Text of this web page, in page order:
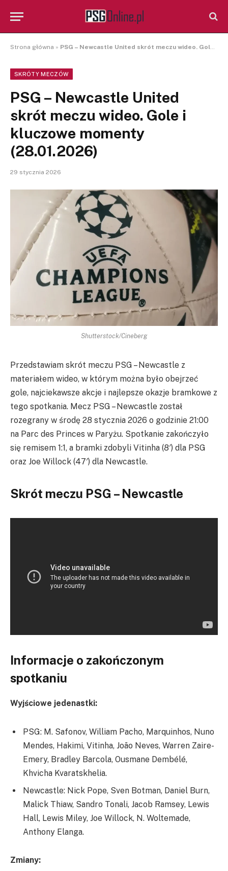
Strona główna » PSG – Newcastle United skrót meczu wideo. Gole i kluczowe momenty (28.01.2026)
SKRÓTY MECZÓW
PSG – Newcastle United
skrót meczu wideo. Gole i
kluczowe momenty
(28.01.2026)
29 stycznia 2026
Shutterstock/Cineberg
Przedstawiam skrót meczu PSG – Newcastle z
materiałem wideo, w którym można było obejrzeć
gole, najciekawsze akcje i najlepsze okazje bramkowe z
tego spotkania. Mecz PSG – Newcastle został
rozegrany w środę 28 stycznia 2026 o godzinie 21:00
na Parc des Princes w Paryżu. Spotkanie zakończyło
się remisem 1:1, a bramki zdobyli Vitinha (8′) dla PSG
oraz Joe Willock (47′) dla Newcastle.
Skrót meczu PSG – Newcastle
Informacje o zakończonym
spotkaniu
Wyjściowe jedenastki:
PSG: M. Safonov, William Pacho, Marquinhos, Nuno
Mendes, Hakimi, Vitinha, João Neves, Warren Zaire-
Emery, Bradley Barcola, Ousmane Dembélé,
Khvicha Kvaratskhelia.
Newcastle: Nick Pope, Sven Botman, Daniel Burn,
Malick Thiaw, Sandro Tonali, Jacob Ramsey, Lewis
Hall, Lewis Miley, Joe Willock, N. Woltemade,
Anthony Elanga.
Zmiany: